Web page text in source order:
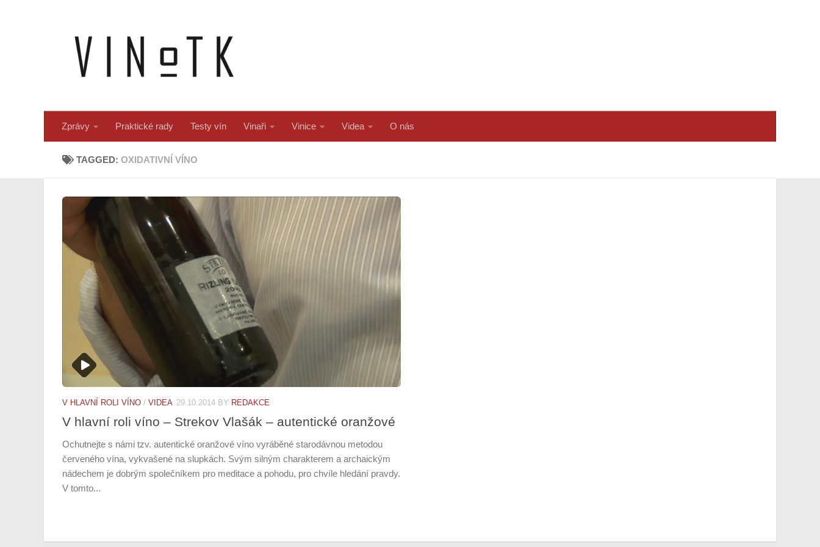
Zprávy Praktické rady Testy vín Vinaři Vinice Videa O nás
TAGGED:OXIDATIVNÍ VÍNO
V HLAVNÍ ROLI VÍNO / VIDEA 29.10.2014 BY REDAKCE
V hlavní roli víno – Strekov Vlašák – autentické oranžové
Ochutnejte s námi tzv. autentické oranžové víno vyráběné starodávnou metodou
červeného vína, vykvašené na slupkách. Svým silným charakterem a archaickým
nádechem je dobrým společníkem pro meditace a pohodu, pro chvíle hledání pravdy.
V tomto...